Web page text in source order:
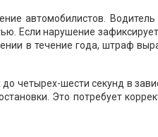
автомобилистов.
Если нарушение
в течение года, штраф
четырех-шести секунд в
Это потребует